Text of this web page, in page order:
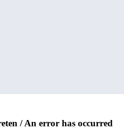
/ An error has occurred